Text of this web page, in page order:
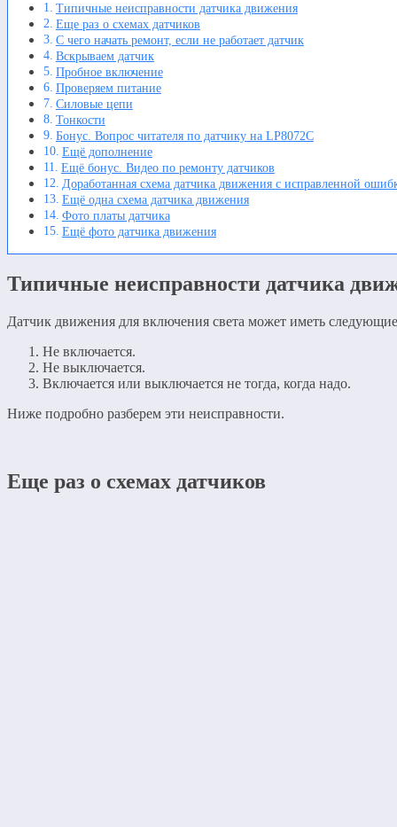
Типичные неисправности датчика движения
Еще раз о схемах датчиков
С чего начать ремонт, если не работает датчик
Вскрываем датчик
Пробное включение
Проверяем питание
Силовые цепи
Тонкости
Бонус. Вопрос читателя по датчику на LP8072C
Ещё дополнение
Ещё бонус. Видео по ремонту датчиков
Доработанная схема датчика движения с исправленной
Ещё одна схема датчика движения
Фото платы датчика
Ещё фото датчика движения
Типичные неисправности датчика
Датчик движения для включения света может иметь
Не включается.
Не выключается.
Включается или выключается не тогда, когда надо.
Ниже подробно разберем эти неисправности.
Еще раз о схемах датчиков